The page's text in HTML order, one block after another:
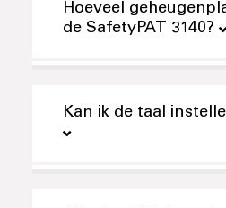
Hoeveel
de SafetyPAT 3140?
Kan ik de taal